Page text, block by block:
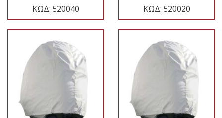
ΚΩΔ: 520040 ΚΩΔ: 520020